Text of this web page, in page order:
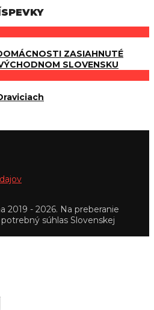
ZASIAHNUTÉ
SLOVENSKU
2019 - 2026. Na preberanie
súhlas Slovenskej